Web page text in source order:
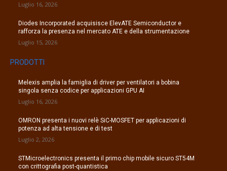
Luglio 16, 2026
Diodes Incorporated acquisisce ElevATE Semiconductor e
rafforza la presenza nel mercato ATE e della strumentazione
Luglio 15, 2026
PRODOTTI
Melexis amplia la famiglia di driver per ventilatori a bobina
singola senza codice per applicazioni GPU AI
Luglio 16, 2026
OMRON presenta i nuovi relè SiC-MOSFET per applicazioni di
potenza ad alta tensione e di test
Luglio 2, 2026
STMicroelectronics presenta il primo chip mobile sicuro ST54M
con crittografia post-quantistica